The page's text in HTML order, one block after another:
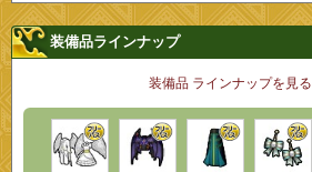
装備品ラインナップ
装備品 ラインナップを見る